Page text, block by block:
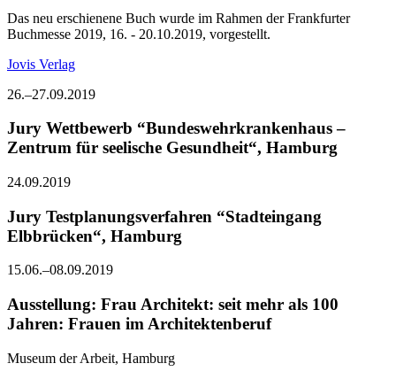
Das neu erschienene Buch wurde im Rahmen der Frankfurter
Buchmesse 2019, 16. - 20.10.2019, vorgestellt.
Jovis Verlag
26.–27.09.2019
Jury Wettbewerb “Bundeswehrkrankenhaus –
Zentrum für seelische Gesundheit“, Hamburg
24.09.2019
Jury Testplanungsverfahren “Stadteingang
Elbbrücken“, Hamburg
15.06.–08.09.2019
Ausstellung: Frau Architekt: seit mehr als 100
Jahren: Frauen im Architektenberuf
Museum der Arbeit, Hamburg